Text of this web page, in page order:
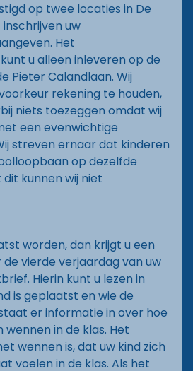
op twee locaties in De
uw
Het
u alleen inleveren op de
Pieter Calandlaan. Wij
rekening te houden,
niets toezeggen omdat wij
een evenwichtige
streven ernaar dat kinderen
op dezelfde
kunnen wij niet
worden, dan krijgt u een
vierde verjaardag van uw
Hierin kunt u lezen in
is geplaatst en wie de
er informatie in over hoe
wennen in de klas. Het
wennen is, dat uw kind zich
voelen in de klas. Als het